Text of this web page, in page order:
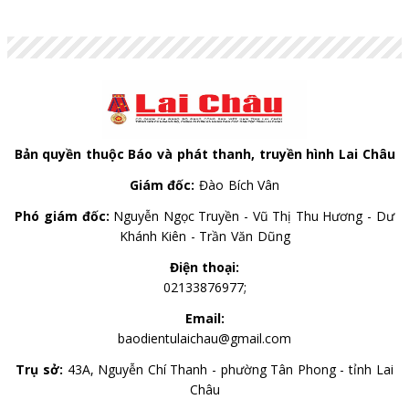
Bản quyền thuộc Báo và phát thanh, truyền hình Lai Châu
Giám đốc: Đào Bích Vân
Phó giám đốc: Nguyễn Ngọc Truyền - Vũ Thị Thu Hương - Dư
Khánh Kiên - Trần Văn Dũng
Điện thoại:
02133876977;
Email:
baodientulaichau@gmail.com
Trụ sở: 43A, Nguyễn Chí Thanh - phường Tân Phong - tỉnh Lai
Châu